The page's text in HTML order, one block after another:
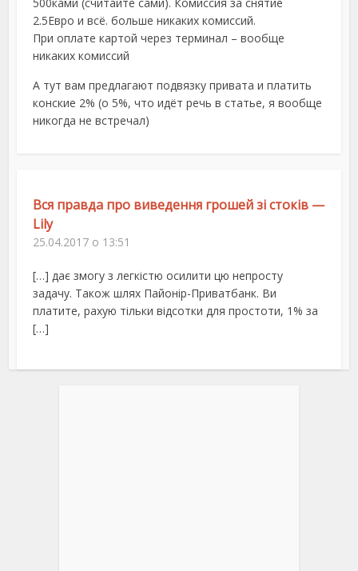
2.5Евро и всё. больше никаких комиссий.
При оплате картой через терминал – вообще
никаких комиссий
А тут вам предлагают подвязку привата и платить
конские 2% (о 5%, что идёт речь в статье, я вообще
никогда не встречал)
Вся правда про виведення грошей зі стоків —
Lily
25.04.2017 о 13:51
[…] дає змогу з легкістю осилити цю непросту
задачу. Також шлях Пайонір-Приватбанк. Ви
платите, рахую тільки відсотки для простоти, 1% за
[…]